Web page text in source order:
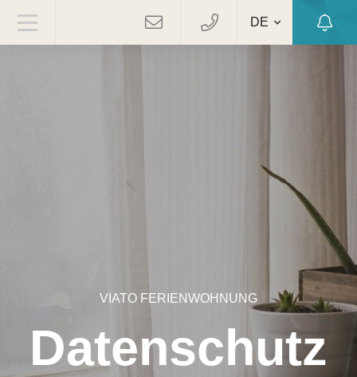
DE
VIATO FERIENWOHNUNG
Datenschutz